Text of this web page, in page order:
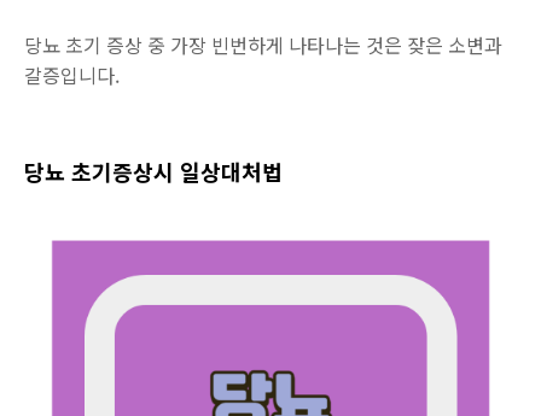
당뇨 초기 증상 중 가장 빈번하게 나타나는 것은 잦은 소변과
갈증입니다.
당뇨 초기증상시 일상대처법